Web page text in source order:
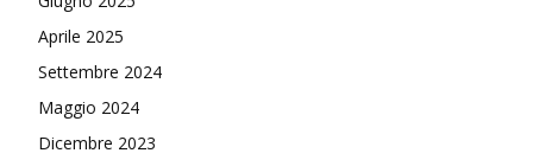
Aprile 2025
Settembre 2024
Maggio 2024
Dicembre 2023